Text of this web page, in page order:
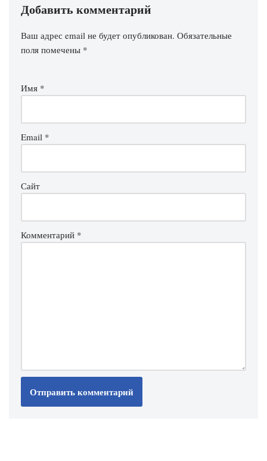
Добавить комментарий
Ваш адрес email не будет опубликован. Обязательные
поля помечены *
Имя *
Email *
Сайт
Комментарий *